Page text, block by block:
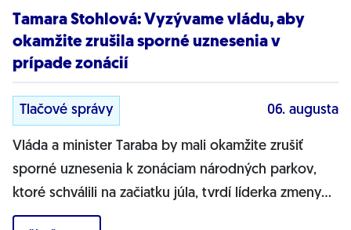
Tamara Stohlová: Vyzývame vládu, aby
okamžite zrušila sporné uznesenia v
prípade zonácií
Tlačové správy 06. augusta
Vláda a minister Taraba by mali okamžite zrušiť
sporné uznesenia k zonáciam národných parkov,
ktoré schválili na začiatku júla, tvrdí líderka zmeny
PS pre životné prostredie Tamara...